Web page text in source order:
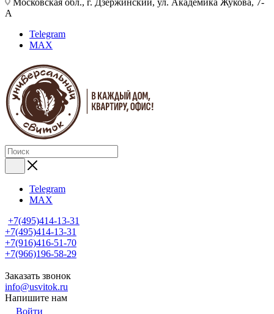
Московская обл., г. Дзержинский, ул. Академика Жукова, 7-
А
Telegram
MAX
Telegram
MAX
+7(495)414-13-31
+7(495)414-13-31
+7(916)416-51-70
+7(966)196-58-29
Заказать звонок
info@usvitok.ru
Напишите нам
Войти